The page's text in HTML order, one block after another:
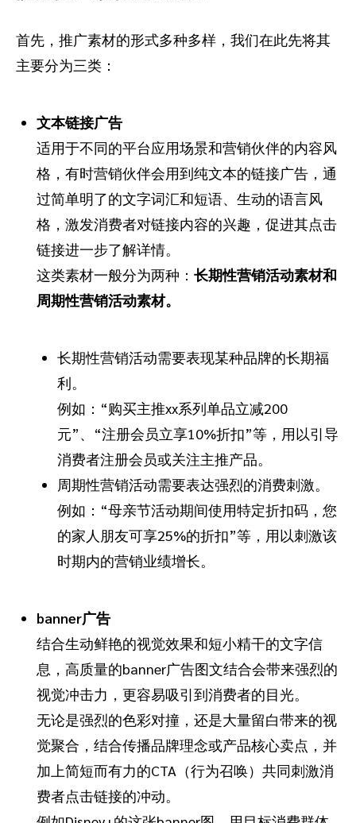
首先，推广素材的形式多种多样，我们在此先将其
主要分为三类：
文本链接广告
适用于不同的平台应用场景和营销伙伴的内容风
格，有时营销伙伴会用到纯文本的链接广告，通
过简单明了的文字词汇和短语、生动的语言风
格，激发消费者对链接内容的兴趣，促进其点击
链接进一步了解详情。
这类素材一般分为两种： 长期性营销活动素材和
周期性营销活动素材。
长期性营销活动需要表现某种品牌的长期福
利。
例如：“购买主推xx系列单品立减200
元”、“注册会员立享10%折扣”等，用以引导
消费者注册会员或关注主推产品。
周期性营销活动需要表达强烈的消费刺激。
例如：“母亲节活动期间使用特定折扣码，您
的家人朋友可享25%的折扣”等，用以刺激该
时期内的营销业绩增长。
banner广告
结合生动鲜艳的视觉效果和短小精干的文字信
息，高质量的banner广告图文结合会带来强烈的
视觉冲击力，更容易吸引到消费者的目光。
无论是强烈的色彩对撞，还是大量留白带来的视
觉聚合，结合传播品牌理念或产品核心卖点，并
加上简短而有力的CTA（行为召唤）共同刺激消
费者点击链接的冲动。